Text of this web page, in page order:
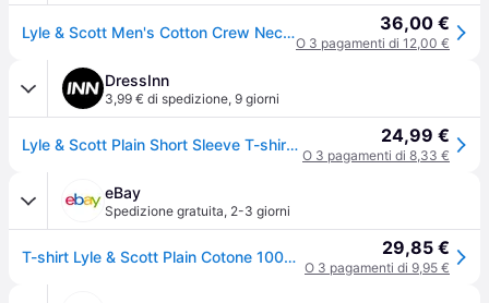
Lyle & Scott Men's Cotton Crew Neck T-Shirt in Light Grey Marl - Extra Small 36,00 €
O 3 pagamenti di 12,00 €
DressInn
3,99 € di spedizione, 9 giorni
Lyle & Scott Plain Short Sleeve T-shirt Grigio L Uomo 24,99 €
O 3 pagamenti di 8,33 €
eBay
Spedizione gratuita, 2-3 giorni
T-shirt Lyle & Scott Plain Cotone 100% - Ts400vog_d24 Col. Grigio 29,85 €
O 3 pagamenti di 9,95 €